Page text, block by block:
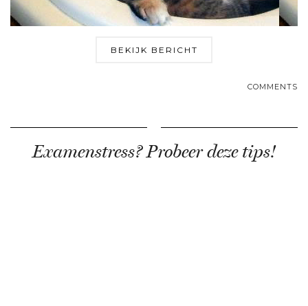
BEKIJK BERICHT
COMMENTS
Examenstress? Probeer deze tips!